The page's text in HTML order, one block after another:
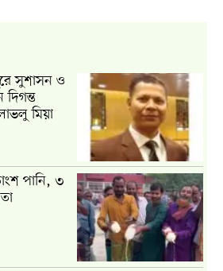
সুশাসন ও
মিয়া
পানি, ৩